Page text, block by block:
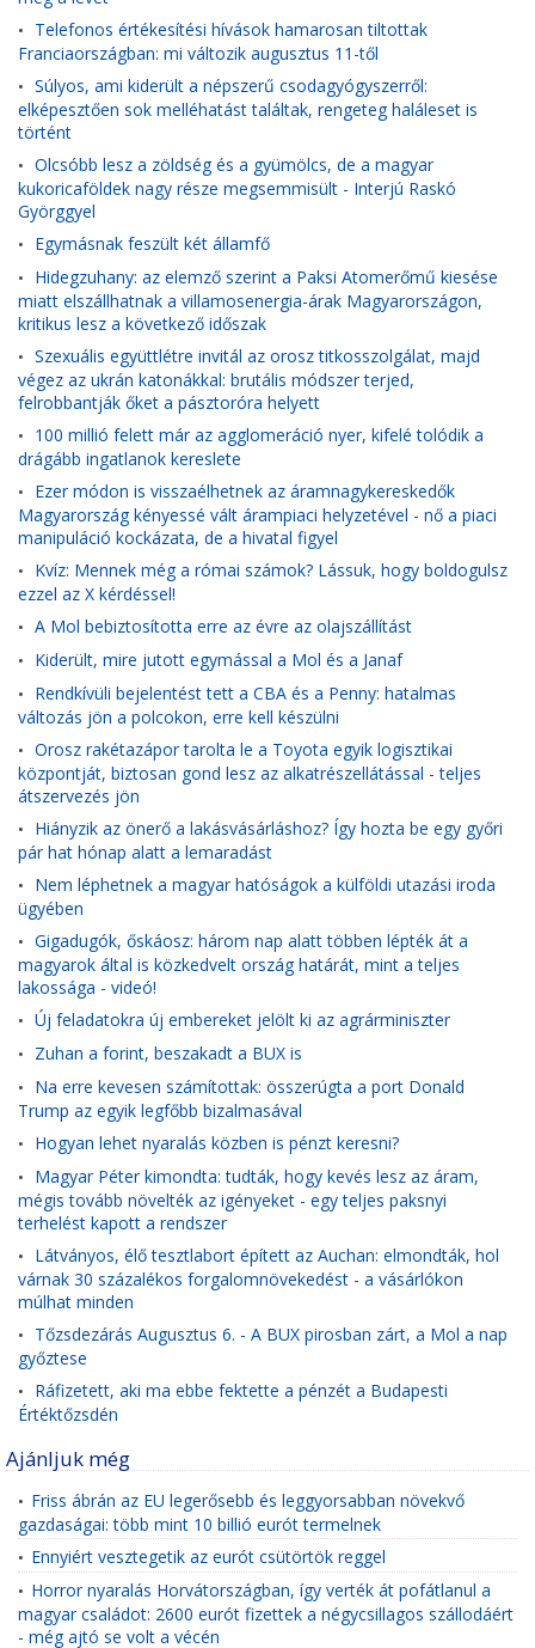
• Telefonos értékesítési hívások hamarosan tiltottak
Franciaországban: mi változik augusztus 11-től
• Súlyos, ami kiderült a népszerű csodagyógyszerről:
elképesztően sok melléhatást találtak, rengeteg haláleset is
történt
• Olcsóbb lesz a zöldség és a gyümölcs, de a magyar
kukoricaföldek nagy része megsemmisült - Interjú Raskó
Györggyel
• Egymásnak feszült két államfő
• Hidegzuhany: az elemző szerint a Paksi Atomerőmű kiesése
miatt elszállhatnak a villamosenergia-árak Magyarországon,
kritikus lesz a következő időszak
• Szexuális együttlétre invitál az orosz titkosszolgálat, majd
végez az ukrán katonákkal: brutális módszer terjed,
felrobbantják őket a pásztoróra helyett
• 100 millió felett már az agglomeráció nyer, kifelé tolódik a
drágább ingatlanok kereslete
• Ezer módon is visszaélhetnek az áramnagykereskedők
Magyarország kényessé vált árampiaci helyzetével - nő a piaci
manipuláció kockázata, de a hivatal figyel
• Kvíz: Mennek még a római számok? Lássuk, hogy boldogulsz
ezzel az X kérdéssel!
• A Mol bebiztosította erre az évre az olajszállítást
• Kiderült, mire jutott egymással a Mol és a Janaf
• Rendkívüli bejelentést tett a CBA és a Penny: hatalmas
változás jön a polcokon, erre kell készülni
• Orosz rakétazápor tarolta le a Toyota egyik logisztikai
központját, biztosan gond lesz az alkatrészellátással - teljes
átszervezés jön
• Hiányzik az önerő a lakásvásárláshoz? Így hozta be egy győri
pár hat hónap alatt a lemaradást
• Nem léphetnek a magyar hatóságok a külföldi utazási iroda
ügyében
• Gigadugók, őskáosz: három nap alatt többen lépték át a
magyarok által is közkedvelt ország határát, mint a teljes
lakossága - videó!
• Új feladatokra új embereket jelölt ki az agrárminiszter
• Zuhan a forint, beszakadt a BUX is
• Na erre kevesen számítottak: összerúgta a port Donald
Trump az egyik legfőbb bizalmasával
• Hogyan lehet nyaralás közben is pénzt keresni?
• Magyar Péter kimondta: tudták, hogy kevés lesz az áram,
mégis tovább növelték az igényeket - egy teljes paksnyi
terhelést kapott a rendszer
• Látványos, élő tesztlabort épített az Auchan: elmondták, hol
várnak 30 százalékos forgalomnövekedést - a vásárlókon
múlhat minden
• Tőzsdezárás Augusztus 6. - A BUX pirosban zárt, a Mol a nap
győztese
• Ráfizetett, aki ma ebbe fektette a pénzét a Budapesti
Értéktőzsdén
Ajánljuk még
• Friss ábrán az EU legerősebb és leggyorsabban növekvő
gazdaságai: több mint 10 billió eurót termelnek
• Ennyiért vesztegetik az eurót csütörtök reggel
• Horror nyaralás Horvátországban, így verték át pofátlanul a
magyar családot: 2600 eurót fizettek a négycsillagos szállodáért
- még ajtó se volt a vécén